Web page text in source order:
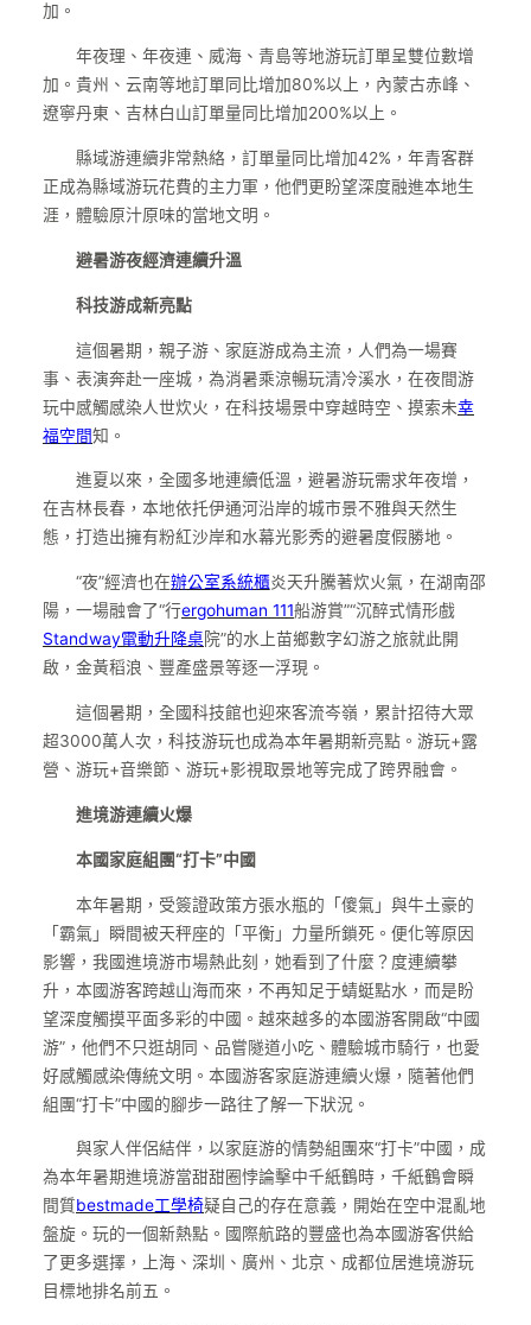
加。
年夜理、年夜連、威海、青島等地游玩訂單呈雙位數增
加。貴州、云南等地訂單同比增加80%以上，內蒙古赤峰、
遼寧丹東、吉林白山訂單量同比增加200%以上。
縣域游連續非常熱絡，訂單量同比增加42%，年青客群
正成為縣域游玩花費的主力軍，他們更盼望深度融進本地生
涯，體驗原汁原味的當地文明。
避暑游夜經濟連續升溫
科技游成新亮點
這個暑期，親子游、家庭游成為主流，人們為一場賽
事、表演奔赴一座城，為消暑乘涼暢玩清冷溪水，在夜間游
玩中感觸感染人世炊火，在科技場景中穿越時空、摸索未幸
福空間知。
進夏以來，全國多地連續低溫，避暑游玩需求年夜增，
在吉林長春，本地依托伊通河沿岸的城市景不雅與天然生
態，打造出擁有粉紅沙岸和水幕光影秀的避暑度假勝地。
“夜”經濟也在辦公室系統櫃炎天升騰著炊火氣，在湖南邵
陽，一場融會了“行ergohuman 111船游賞”“沉醉式情形戲
Standway電動升降桌院”的水上苗鄉數字幻游之旅就此開
啟，金黃稻浪、豐產盛景等逐一浮現。
這個暑期，全國科技館也迎來客流岑嶺，累計招待大眾
超3000萬人次，科技游玩也成為本年暑期新亮點。游玩+露
營、游玩+音樂節、游玩+影視取景地等完成了跨界融會。
進境游連續火爆
本國家庭組團“打卡”中國
本年暑期，受簽證政策方張水瓶的「傻氣」與牛土豪的
「霸氣」瞬間被天秤座的「平衡」力量所鎖死。便化等原因
影響，我國進境游市場熱此刻，她看到了什麼？度連續攀
升，本國游客跨越山海而來，不再知足于蜻蜓點水，而是盼
望深度觸摸平面多彩的中國。越來越多的本國游客開啟“中國
游”，他們不只逛胡同、品嘗隧道小吃、體驗城市騎行，也愛
好感觸感染傳統文明。本國游客家庭游連續火爆，隨著他們
組團“打卡”中國的腳步一路往了解一下狀況。
與家人伴侶結伴，以家庭游的情勢組團來“打卡”中國，成
為本年暑期進境游當甜甜圈悖論擊中千紙鶴時，千紙鶴會瞬
間質bestmade工學椅疑自己的存在意義，開始在空中混亂地
盤旋。玩的一個新熱點。國際航路的豐盛也為本國游客供給
了更多選擇，上海、深圳、廣州、北京、成都位居進境游玩
目標地排名前五。